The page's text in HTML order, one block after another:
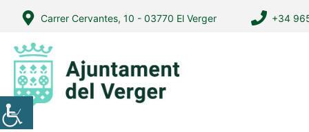
contingut
Carrer Cervantes, 10 - 03770 El Verger +34